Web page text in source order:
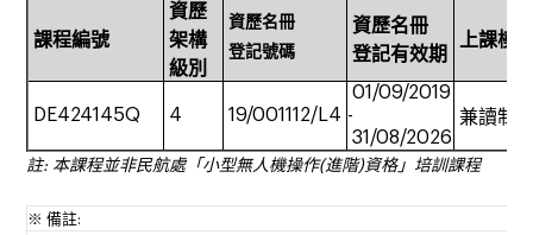
課程編號
資歷
架構
級別
資歷名冊
登記號碼
資歷名冊
登記有效期
上課模
DE424145Q 4 19/001112/L4
01/09/2019
-
31/08/2026
兼讀制
註: 本課程並非民航處「小型無人機操作(進階)資格」培訓課程
※ 備註: